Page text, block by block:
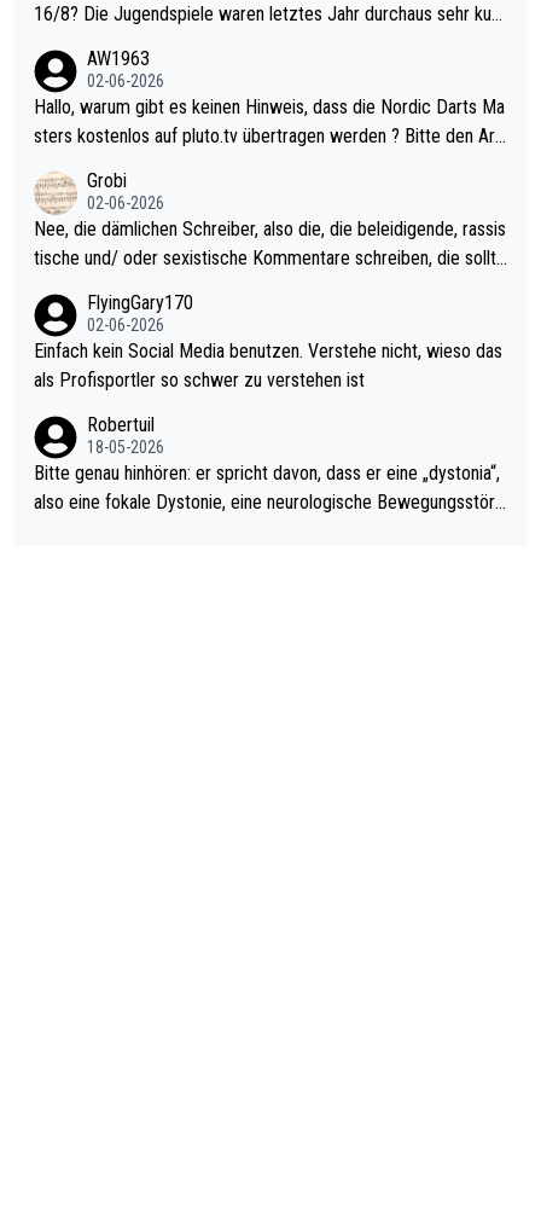
16/8? Die Jugendspiele waren letztes Jahr durchaus sehr kurz
Allerdings ist Mitchell Lawrie als Nummer 1 der Welt eh qualifi
ziert. Somit ändert die automatische Qualifikation des Weltmei
sters erstmal nichts. Ich denke sie wollen damit für nächstes J
ohl wenig WDF Turniere spielen. Dies war bei Archie Self letzt
es Jahr der Fall. Er musste als amtierender Weltmeister durch
den Qualifier und ich glaube kaum, dass Mitchel sich das (in Ve
gas) antun würde, wenn er doch eigentlich die PDC-WM als Zi
el hat.
AW1963
02-06-2026
Hallo, warum gibt es keinen Hinweis, dass die Nordic Darts Ma
sters kostenlos auf pluto.tv übertragen werden ? Bitte den Arti
Grobi
02-06-2026
Nee, die dämlichen Schreiber, also die, die beleidigende, rassis
tische und/ oder sexistische Kommentare schreiben, die sollte
s Leben in den Griff kriegen. Nur eins wundert mich: Luke Little
r war doch neulich erst derjenige, der über Social Media GvV p
rovoziert hat. Und Littlers Mutter schießt öfters mal gegen Ric
FlyingGary170
02-06-2026
Einfach kein Social Media benutzen. Verstehe nicht, wieso das
als Profisportler so schwer zu verstehen ist
Robertuil
18-05-2026
Bitte genau hinhören: er spricht davon, dass er eine „dystonia“,
also eine fokale Dystonie, eine neurologische Bewegungsstöru